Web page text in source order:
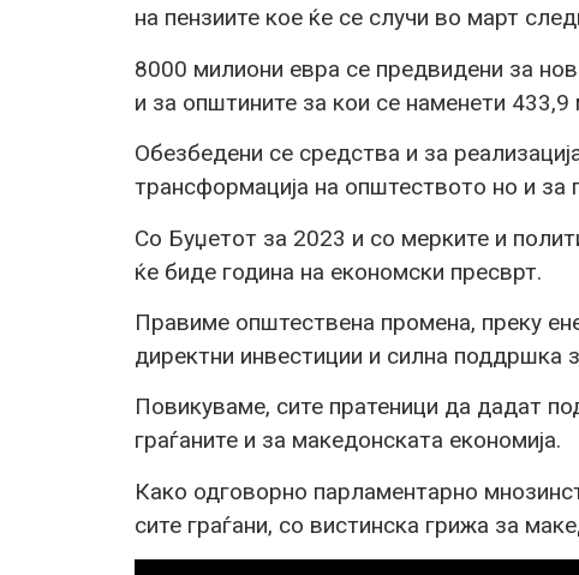
на пензиите кое ќе се случи во март
8000 милиони евра се предвидени за
и за општините за кои се наменети 433,9
Обезбедени се средства и за
трансформација на општеството но и за
Со Буџетот за 2023 и со мерките и
ќе биде година на економски пресврт.
Правиме општествена промена, преку
директни инвестиции и силна поддршка
Повикуваме, сите пратеници да дадат
граѓаните и за македонската економија.
Како одговорно парламентарно
сите граѓани, со вистинска грижа за